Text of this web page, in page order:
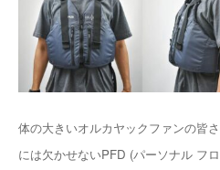
体の大きいオルカヤックファンの皆
には欠かせないPFD (パーソナル フ